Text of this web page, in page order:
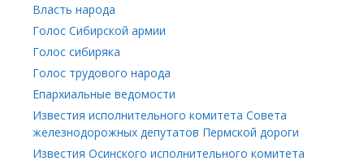
Власть народа
Голос Сибирской армии
Голос сибиряка
Голос трудового народа
Епархиальные ведомости
Известия исполнительного комитета Совета
железнодорожных депутатов Пермской дороги
Известия Осинского исполнительного комитета